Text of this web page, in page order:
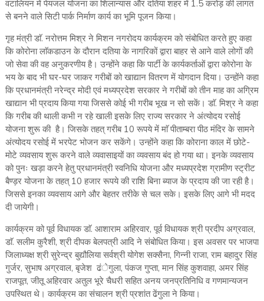
वटालियन में पेयजल योजना का शिलान्यास और दतिया शहर में 1.5 करोड़ की लागत
से बनने वाले सिटी पार्क निर्माण कार्य का भूमि पूजन किया।
गृह मंत्री डाॅ. नरोत्तम मिश्र ने मिशन नगरोदय कार्यक्रम को संबोधित करते हुए कहा
कि कोरोना लाॅकडाउन के दौरान दतिया के नागरिकों द्वारा बाहर से आने वाले लोगों की
जो सेवा की वह अनुकरणीय है। उन्होंने कहा कि पार्टी के कार्यकर्ताओं द्वारा कोरोना के
भय के बाद भी घर-घर जाकर गरीबों को खाद्यान वितरण में योगदान दिया। उन्होंने कहा
कि प्रधानमंत्री नरेन्द्र मोदी एवं मध्यप्रदेश सरकार ने गरीबों को तीन माह का अग्रिम
खाद्यान भी प्रदाय किया गया जिससे कोई भी गरीब भूख न सो सकें। डाॅ. मिश्र ने कहा
कि गरीब की थाली कभी न रहे खाली इसके लिए राज्य सरकार ने अंत्योदय रसोई
योजना शुरू की है। जिसके तहत् गरीब 10 रूपये में माॅ पीताम्बरा पीठ मंदिर के सामने
अंत्योदय रसोई में भरपेट भोजन कर सकेंगे। उन्होंने कहा कि कोराना काल में छोटे-
मोटे व्यवसाय शुरू करने वाले व्यवासाइयों का व्यवसाय बंद हो गया था। इनके व्यवसाय
को पुनः खड़ा करने हेतु प्रधानमंत्री स्वनिधि योजना और मध्यप्रदेश ग्रामीण स्ट्रीट
बैण्ड़र योजना के तहत् 10 हजार रूपये की राशि बिना ब्याज के प्रदाय की जा रही है।
जिससे इनका व्यवसाय आगे और बेहतर तरीके से चल सके। इसके लिए आगे भी मदद
दी जायेगी।
कार्यक्रम को पूर्व विधायक डाॅ. आशाराम अहिरवार, पूर्व विधायक श्री प्रदीप अग्रवाल,
डाॅ. सलीम कुरैशी, श्री दीपक बेलपत्री आदि ने संबोधित किया। इस अवसर पर भाजपा
जिलाध्यक्ष श्री सुरेन्द्र बुद्यौलिया सर्वश्री योगेश सक्सैना, गिन्नी राजा, राम बहादुर सिंह
गुर्जर, सुभाष अग्रवाल, बृजेश ढंेगुला, पंकज गुप्ता, मान सिंह कुशवाहा, अमर सिंह
राजपूत, जीतू अहिरवार अतुल भूरे चैधरी सहित अनय जनप्रतिनिधि व गणमान्यजन
उपस्थित थे। कार्यक्रम का संचालन श्री प्रशांत ढेंगुला ने किया।